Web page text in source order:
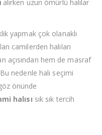
alırken uzun ömürlü halılar
yapmak çok olanaklı
camilerden halıları
açısından hem de masraf
nedenle halı seçimi
önünde
halısı sık sık tercih